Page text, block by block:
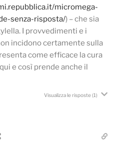
micromega-
senza-risposta/) – che sia
I provvedimenti e i
incidono certamente sulla
come efficace la cura
e così prende anche il
Visualizza le risposte(1)